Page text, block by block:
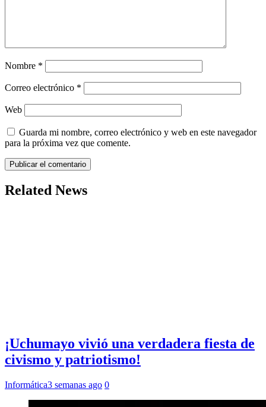
Nombre *
Correo electrónico *
Web
Guarda mi nombre, correo electrónico y web en este navegador
para la próxima vez que comente.
Related News
¡Uchumayo vivió una verdadera fiesta de
civismo y patriotismo!
Informática3 semanas ago 0